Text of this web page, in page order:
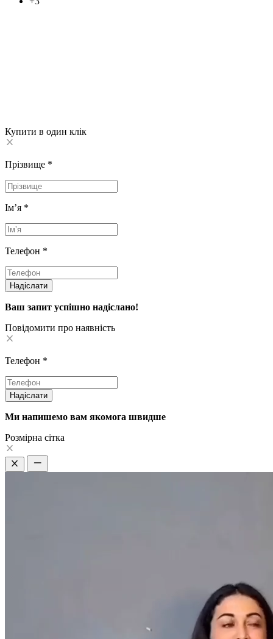
Купити в один клік
Прізвище *
Імʼя *
Телефон *
Надіслати
Ваш запит успішно надіслано!
Повідомити про наявність
Телефон *
Надіслати
Ми напишемо вам якомога швидше
Pозмірна сітка